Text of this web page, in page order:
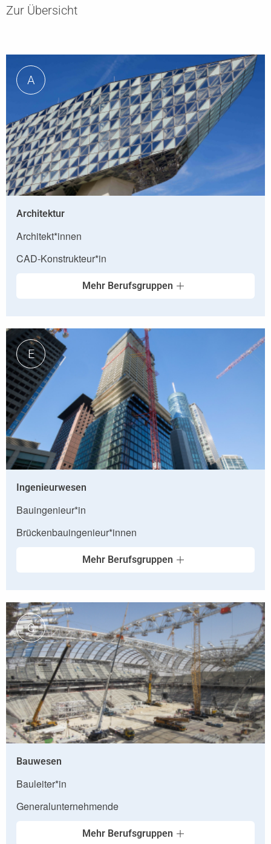
Zur Übersicht
A
Architektur
Architekt*innen
CAD-Konstrukteur*in
Mehr Berufsgruppen
E
Ingenieurwesen
Bauingenieur*in
Brückenbauingenieur*innen
Mehr Berufsgruppen
C
Bauwesen
Bauleiter*in
Generalunternehmende
Mehr Berufsgruppen